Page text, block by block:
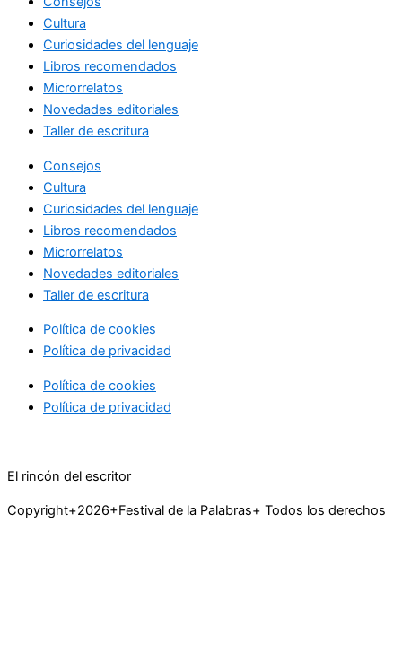
Cultura
Curiosidades del lenguaje
Libros recomendados
Microrrelatos
Novedades editoriales
Taller de escritura
Consejos
Cultura
Curiosidades del lenguaje
Libros recomendados
Microrrelatos
Novedades editoriales
Taller de escritura
Política de cookies
Política de privacidad
Política de cookies
Política de privacidad
El rincón del escritor
Copyright+2026+Festival de la Palabras+ Todos los derechos
reservados